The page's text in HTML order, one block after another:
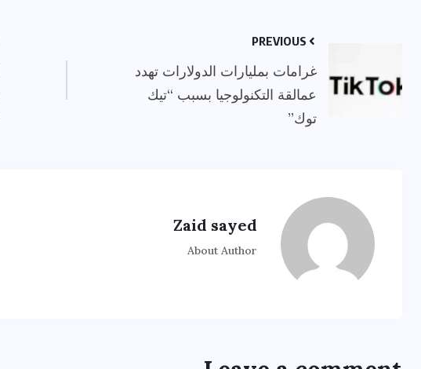
غرامات بمليارات الدولارات تهدد
عمالقة التكنولوجيا بسبب “تيك
توك”
Zaid sayed
About Author